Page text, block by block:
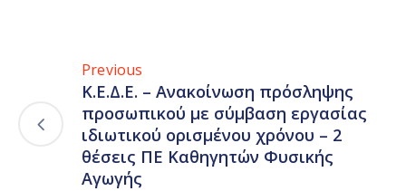
Previous
Κ.Ε.Δ.Ε. – Ανακοίνωση πρόσληψης
προσωπικού με σύμβαση εργασίας
ιδιωτικού ορισμένου χρόνου – 2
θέσεις ΠΕ Καθηγητών Φυσικής
Αγωγής